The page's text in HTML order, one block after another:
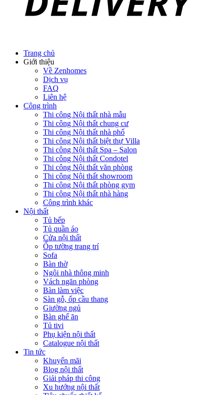
Trang chủ
Giới thiệu
Về Zenhomes
Dịch vụ
FAQ
Liên hệ
Công trình
Thi công Nội thất nhà mẫu
Thi công Nội thất chung cư
Thi công Nội thất nhà phố
Thi công Nội thất biệt thự Villa
Thi công Nội thất Spa – Salon
Thi công Nội thất Condotel
Thi công Nội thất văn phòng
Thi công Nội thất showroom
Thi công Nội thất phòng gym
Thi công Nội thất nhà hàng
Công trình khác
Nội thất
Tủ bếp
Tủ quần áo
Cửa nội thất
Ốp tường trang trí
Sofa
Bàn thờ
Ngôi nhà thông minh
Vách ngăn phòng
Bàn làm việc
Sàn gỗ, ốp cầu thang
Giường ngủ
Bàn ghế ăn
Tủ tivi
Phụ kiện nội thất
Catalogue nội thất
Tin tức
Khuyến mãi
Blog nội thất
Giải pháp thi công
Xu hướng nội thất
Tiêu chuẩn thiết kế